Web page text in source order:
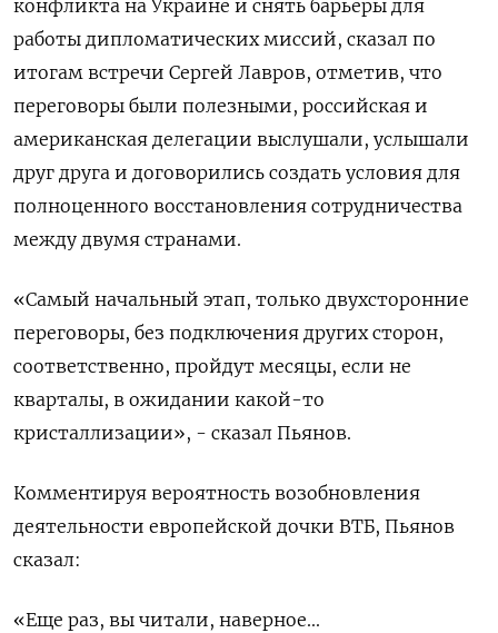
конфликта на Украине и снять барьеры для
работы дипломатических миссий, сказал по
итогам встречи Сергей Лавров, отметив, что
переговоры были полезными, российская и
американская делегации выслушали, услышали
друг друга и договорились создать условия для
полноценного восстановления сотрудничества
между двумя странами.
«Самый начальный этап, только двухсторонние
переговоры, без подключения других сторон,
соответственно, пройдут месяцы, если не
кварталы, в ожидании какой-то
кристаллизации», - сказал Пьянов.
Комментируя вероятность возобновления
деятельности европейской дочки ВТБ, Пьянов
сказал:
«Еще раз, вы читали, наверное...